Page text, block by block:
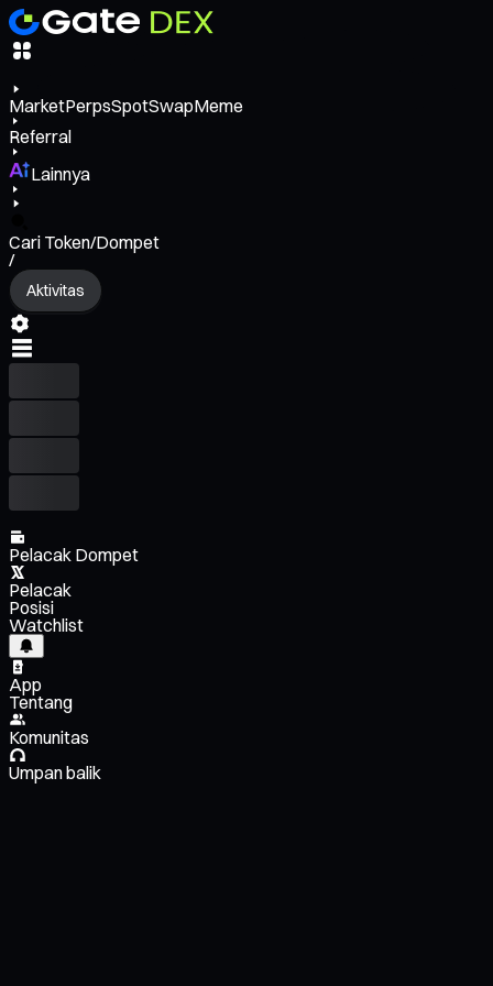
MarketPerpsSpotSwapMeme
Referral
Lainnya
Cari Token/Dompet
/
Aktivitas
Pelacak Dompet
Pelacak
Posisi
Watchlist
App
Tentang
Komunitas
Umpan balik